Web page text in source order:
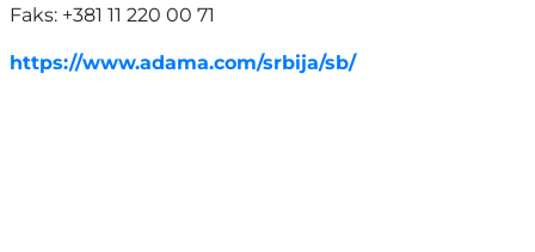
Faks: +381 11 220 00 71
https://www.adama.com/srbija/sb/